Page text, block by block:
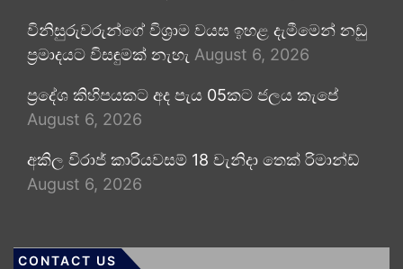
විනිසුරුවරුන්ගේ විශ්‍රාම වයස ඉහළ දැමීමෙන් නඩු
ප්‍රමාදයට විසඳුමක් නැහැ August 6, 2026
ප්‍රදේශ කිහිපයකට අද පැය 05කට ජලය කැපේ
August 6, 2026
අකිල විරාජ් කාරියවසම් 18 වැනිදා තෙක් රිමාන්ඩ්
August 6, 2026
CONTACT US